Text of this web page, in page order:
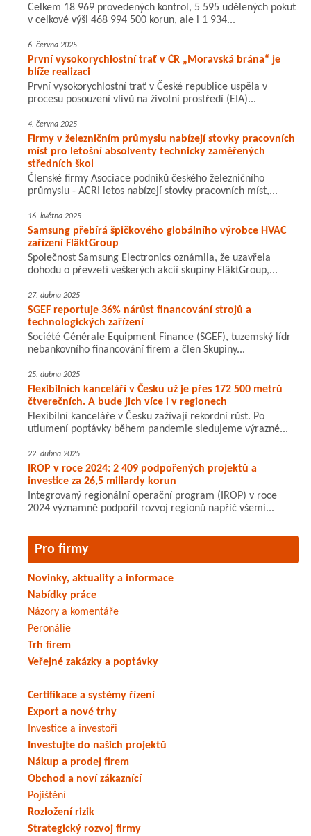
Celkem 18 969 provedených kontrol, 5 595 udělených pokut
v celkové výši 468 994 500 korun, ale i 1 934...
6. června 2025
První vysokorychlostní trať v ČR „Moravská brána“ je
blíže realizaci
První vysokorychlostní trať v České republice uspěla v
procesu posouzení vlivů na životní prostředí (EIA)...
4. června 2025
Firmy v železničním průmyslu nabízejí stovky pracovních
míst pro letošní absolventy technicky zaměřených
středních škol
Členské firmy Asociace podniků českého železničního
průmyslu - ACRI letos nabízejí stovky pracovních míst,...
16. května 2025
Samsung přebírá špičkového globálního výrobce HVAC
zařízení FläktGroup
Společnost Samsung Electronics oznámila, že uzavřela
dohodu o převzetí veškerých akcií skupiny FläktGroup,...
27. dubna 2025
SGEF reportuje 36% nárůst financování strojů a
technologických zařízení
Société Générale Equipment Finance (SGEF), tuzemský lídr
nebankovního financování firem a člen Skupiny...
25. dubna 2025
Flexibilních kanceláří v Česku už je přes 172 500 metrů
čtverečních. A bude jich více i v regionech
Flexibilní kanceláře v Česku zažívají rekordní růst. Po
utlumení poptávky během pandemie sledujeme výrazné...
22. dubna 2025
IROP v roce 2024: 2 409 podpořených projektů a
investice za 26,5 miliardy korun
Integrovaný regionální operační program (IROP) v roce
2024 významně podpořil rozvoj regionů napříč všemi...
Pro firmy
Novinky, aktuality a informace
Nabídky práce
Názory a komentáře
Peronálie
Trh firem
Veřejné zakázky a poptávky
Certifikace a systémy řízení
Export a nové trhy
Investice a investoři
Investujte do našich projektů
Nákup a prodej firem
Obchod a noví zákaznící
Pojištění
Rozložení rizik
Strategický rozvoj firmy